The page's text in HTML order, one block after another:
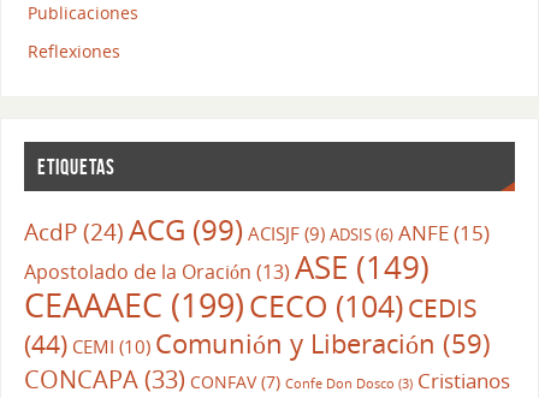
Publicaciones
Reflexiones
ETIQUETAS
AcdP(24) ACG (99) ACISJF(9) ADSIS(6) ANFE(15)
Apostolado de la Oración (13) ASE (149)
CEAAAEC (199)CECO (104)CEDIS
(44) CEMI (10) Comunión y Liberación (59)
CONCAPA(33) CONFAV(7) Confe Don Dosco (3) Cristianos